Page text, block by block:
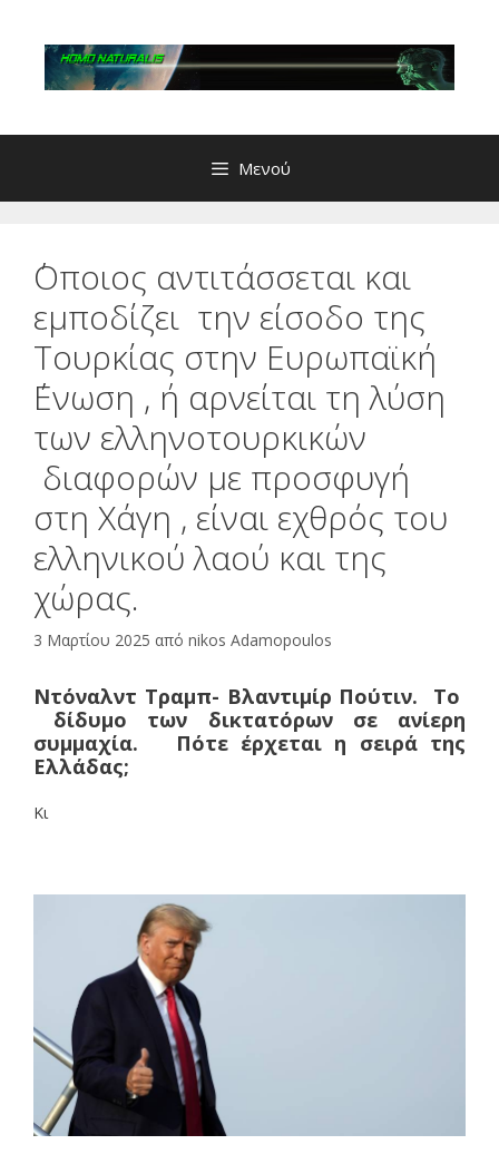
περιεχόμενο
Μενού
΄Οποιος αντιτάσσεται και
εμποδίζει την είσοδο της
Τουρκίας στην Ευρωπαϊκή
΄Ενωση , ή αρνείται τη λύση
των ελληνοτουρκικών
διαφορών με προσφυγή
στη Χάγη , είναι εχθρός του
ελληνικού λαού και της
χώρας.
3 Μαρτίου 2025 από nikos Adamopoulos
Ντόναλντ Τραμπ- Βλαντιμίρ Πούτιν. Το
δίδυμο των δικτατόρων σε ανίερη
συμμαχία. Πότε έρχεται η σειρά της
Ελλάδας;
Κι